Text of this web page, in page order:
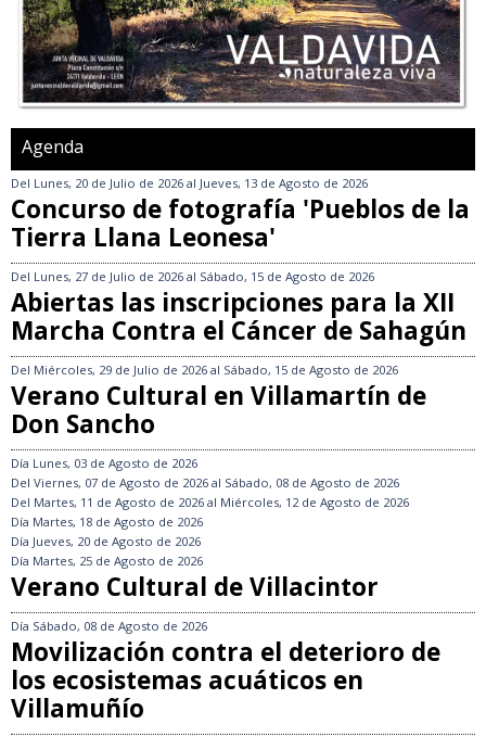
Agenda
Del Lunes, 20 de Julio de 2026 al Jueves, 13 de Agosto de 2026
Concurso de fotografía 'Pueblos de la
Tierra Llana Leonesa'
Del Lunes, 27 de Julio de 2026 al Sábado, 15 de Agosto de 2026
Abiertas las inscripciones para la XII
Marcha Contra el Cáncer de Sahagún
Del Miércoles, 29 de Julio de 2026 al Sábado, 15 de Agosto de 2026
Verano Cultural en Villamartín de
Don Sancho
Día Lunes, 03 de Agosto de 2026
Del Viernes, 07 de Agosto de 2026 al Sábado, 08 de Agosto de 2026
Del Martes, 11 de Agosto de 2026 al Miércoles, 12 de Agosto de 2026
Día Martes, 18 de Agosto de 2026
Día Jueves, 20 de Agosto de 2026
Día Martes, 25 de Agosto de 2026
Verano Cultural de Villacintor
Día Sábado, 08 de Agosto de 2026
Movilización contra el deterioro de
los ecosistemas acuáticos en
Villamuñío